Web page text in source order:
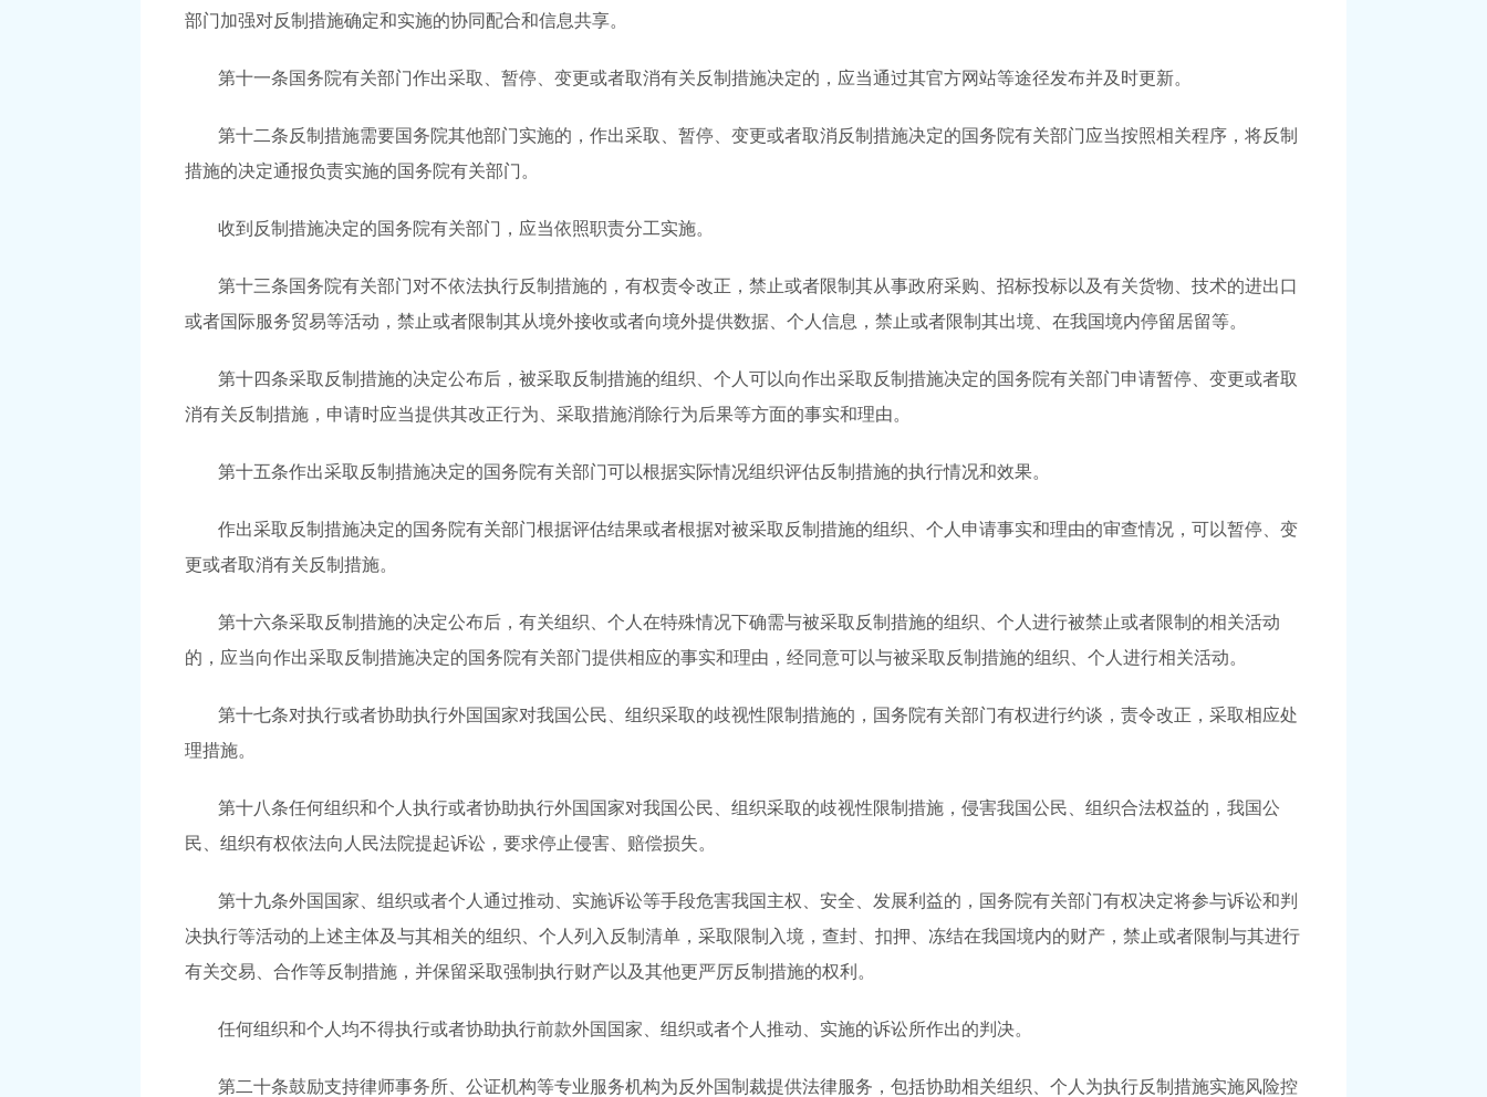
部门加强对反制措施确定和实施的协同配合和信息共享。
第十一条国务院有关部门作出采取、暂停、变更或者取消有关反制措施决定的，应当通过其官方网站等途径发布并及时更新。
第十二条反制措施需要国务院其他部门实施的，作出采取、暂停、变更或者取消反制措施决定的国务院有关部门应当按照相关程序，将反制
措施的决定通报负责实施的国务院有关部门。
收到反制措施决定的国务院有关部门，应当依照职责分工实施。
第十三条国务院有关部门对不依法执行反制措施的，有权责令改正，禁止或者限制其从事政府采购、招标投标以及有关货物、技术的进出口
或者国际服务贸易等活动，禁止或者限制其从境外接收或者向境外提供数据、个人信息，禁止或者限制其出境、在我国境内停留居留等。
第十四条采取反制措施的决定公布后，被采取反制措施的组织、个人可以向作出采取反制措施决定的国务院有关部门申请暂停、变更或者取
消有关反制措施，申请时应当提供其改正行为、采取措施消除行为后果等方面的事实和理由。
第十五条作出采取反制措施决定的国务院有关部门可以根据实际情况组织评估反制措施的执行情况和效果。
作出采取反制措施决定的国务院有关部门根据评估结果或者根据对被采取反制措施的组织、个人申请事实和理由的审查情况，可以暂停、变
更或者取消有关反制措施。
第十六条采取反制措施的决定公布后，有关组织、个人在特殊情况下确需与被采取反制措施的组织、个人进行被禁止或者限制的相关活动
的，应当向作出采取反制措施决定的国务院有关部门提供相应的事实和理由，经同意可以与被采取反制措施的组织、个人进行相关活动。
第十七条对执行或者协助执行外国国家对我国公民、组织采取的歧视性限制措施的，国务院有关部门有权进行约谈，责令改正，采取相应处
理措施。
第十八条任何组织和个人执行或者协助执行外国国家对我国公民、组织采取的歧视性限制措施，侵害我国公民、组织合法权益的，我国公
民、组织有权依法向人民法院提起诉讼，要求停止侵害、赔偿损失。
第十九条外国国家、组织或者个人通过推动、实施诉讼等手段危害我国主权、安全、发展利益的，国务院有关部门有权决定将参与诉讼和判
决执行等活动的上述主体及与其相关的组织、个人列入反制清单，采取限制入境，查封、扣押、冻结在我国境内的财产，禁止或者限制与其进行
有关交易、合作等反制措施，并保留采取强制执行财产以及其他更严厉反制措施的权利。
任何组织和个人均不得执行或者协助执行前款外国国家、组织或者个人推动、实施的诉讼所作出的判决。
第二十条鼓励支持律师事务所、公证机构等专业服务机构为反外国制裁提供法律服务，包括协助相关组织、个人为执行反制措施实施风险控